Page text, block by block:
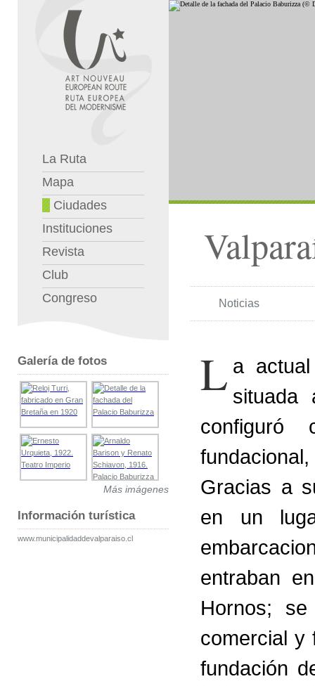
La Ruta
Mapa
Ciudades
Instituciones
Revista
Club
Congreso
Galería de fotos
Más imágenes
Información turística
www.municipalidaddevalparaiso.cl
Noticias
L a
configuró
Gracias a
en un
entraban
Hornos;
comercial y
fundación